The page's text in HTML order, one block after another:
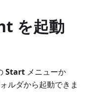
を起動
Start メニューか
ルダから起動できま